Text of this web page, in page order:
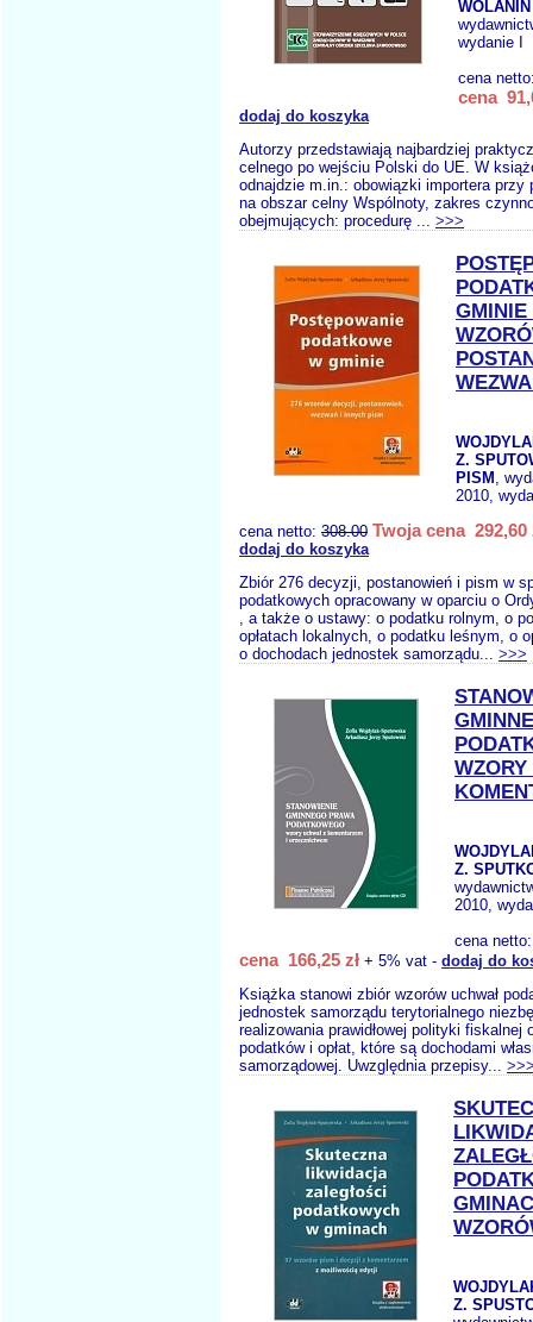
wydanie I
cena
cena
dodaj do koszyka
Autorzy przedstawiają najbardziej
celnego po wejściu Polski do UE. W
odnajdzie m.in.: obowiązki importera przy
na obszar celny Wspólnoty, zakres
obejmujących: procedurę ... >>>
GMINIE
Z.
PISM ,
2010,
cena netto: 308.00 Twoja cena 292,60
dodaj do koszyka
Zbiór 276 decyzji, postanowień i pism w
podatkowych opracowany w oparciu o
, a także o ustawy: o podatku rolnym, o
opłatach lokalnych, o podatku leśnym, o
o dochodach jednostek samorządu... >>>
Z.
2010,
cena
cena 166,25 zł + 5% vat - dodaj do
Książka stanowi zbiór wzorów uchwał
jednostek samorządu terytorialnego
realizowania prawidłowej polityki fiskalnej
podatków i opłat, które są dochodami
samorządowej. Uwzględnia przepisy...
Z.